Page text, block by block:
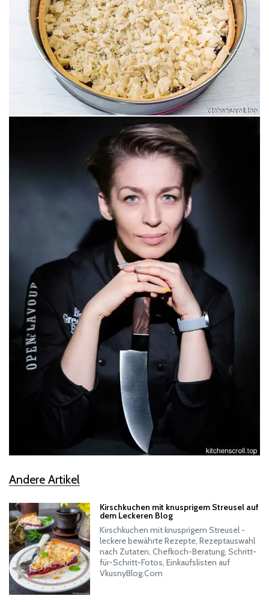
Andere Artikel
Kirschkuchen mit knusprigem Streusel auf
dem Leckeren Blog
Kirschkuchen mit knusprigem Streusel -
leckere bewährte Rezepte, Rezeptauswahl
nach Zutaten, Chefkoch-Beratung, Schritt-
für-Schritt-Fotos, Einkaufslisten auf
VkusnyBlog.Com